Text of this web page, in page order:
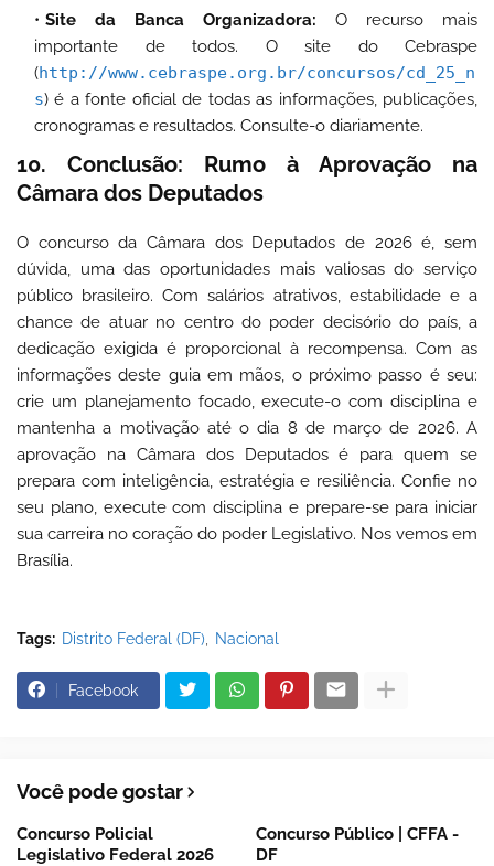
Site da Banca Organizadora: O recurso mais
importante de todos. O site do Cebraspe
(http://www.cebraspe.org.br/concursos/cd_25_n
s) é a fonte oficial de todas as informações, publicações,
cronogramas e resultados. Consulte-o diariamente.
10. Conclusão: Rumo à Aprovação na
Câmara dos Deputados
O concurso da Câmara dos Deputados de 2026 é, sem
dúvida, uma das oportunidades mais valiosas do serviço
público brasileiro. Com salários atrativos, estabilidade e a
chance de atuar no centro do poder decisório do país, a
dedicação exigida é proporcional à recompensa. Com as
informações deste guia em mãos, o próximo passo é seu:
crie um planejamento focado, execute-o com disciplina e
mantenha a motivação até o dia 8 de março de 2026. A
aprovação na Câmara dos Deputados é para quem se
prepara com inteligência, estratégia e resiliência. Confie no
seu plano, execute com disciplina e prepare-se para iniciar
sua carreira no coração do poder Legislativo. Nos vemos em
Brasília.
Tags: Distrito Federal (DF) Nacional
Facebook
Você pode gostar
Concurso Policial
Legislativo Federal 2026
Concurso Público | CFFA -
DF